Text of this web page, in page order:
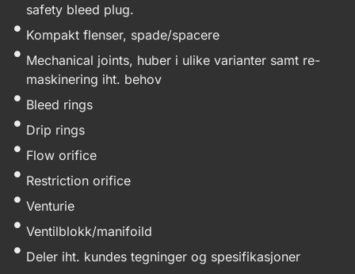
safety bleed plug.
Kompakt flenser, spade/spacere
Mechanical joints, huber i ulike varianter samt re-
maskinering iht. behov
Bleed rings
Drip rings
Flow orifice
Restriction orifice
Venturie
Ventilblokk/manifoild
Deler iht. kundes tegninger og spesifikasjoner